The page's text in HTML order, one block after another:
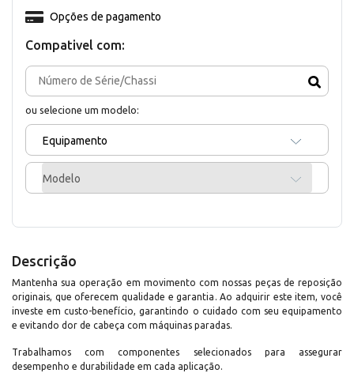
Compativel com:
ou selecione um modelo:
Equipamento
Modelo
Opções de pagamento
Descrição
Mantenha sua operação em movimento com nossas peças de reposição
originais, que oferecem qualidade e garantia. Ao adquirir este item, você
investe em custo-benefício, garantindo o cuidado com seu equipamento
e evitando dor de cabeça com máquinas paradas.
Trabalhamos com componentes selecionados para assegurar
desempenho e durabilidade em cada aplicação.